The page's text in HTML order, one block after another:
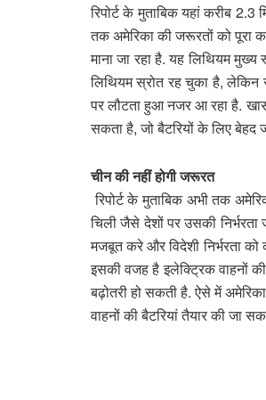
रिपोर्ट के मुताबिक यहां करीब
तक अमेरिका की जरूरतों को पूरा
माना जा रहा है. यह लिथियम मुख्य
लिथियम स्रोत रह चुका है, लेकिन
पर लौटता हुआ नजर आ रहा है.
सकता है, जो बैटरियों के लिए बेहद
चीन की नहीं होगी जरूरत
रिपोर्ट के मुताबिक अभी तक
चिली जैसे देशों पर उसकी
मजबूत करे और विदेशी निर्भरता
इसकी वजह है इलेक्ट्रिक वाहनों
बढ़ोतरी हो सकती है. ऐसे में
वाहनों की बैटरियां तैयार की जा